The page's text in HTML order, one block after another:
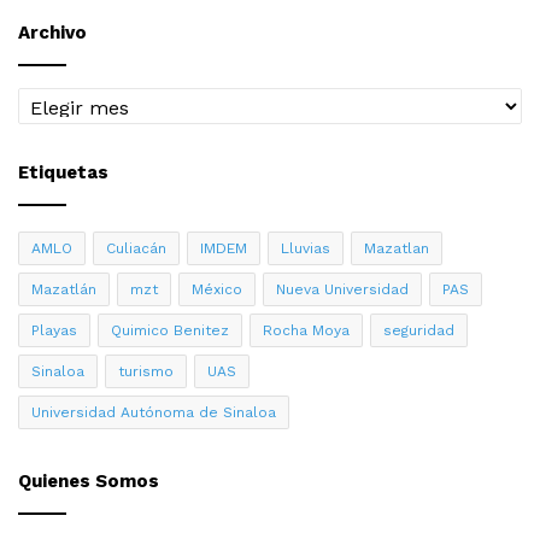
Archivo
Archivo
Etiquetas
AMLO Culiacán IMDEM Lluvias Mazatlan
Mazatlán mzt México Nueva Universidad PAS
Playas Quimico Benitez Rocha Moya seguridad
Sinaloa turismo UAS
Universidad Autónoma de Sinaloa
Quienes Somos